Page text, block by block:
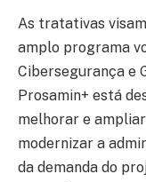
As tratativas
amplo programa
Cibersegurança e
Prosamin+ está
melhorar e
modernizar a
da demanda do